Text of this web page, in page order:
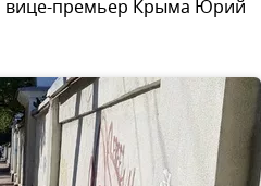
вице-премьер Крыма Юрий